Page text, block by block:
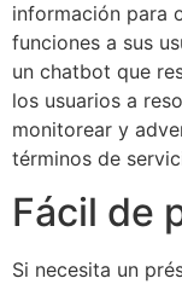
información para
funciones a sus
un chatbot que
los usuarios a
monitorear y
términos de
Fácil de
Si necesita un